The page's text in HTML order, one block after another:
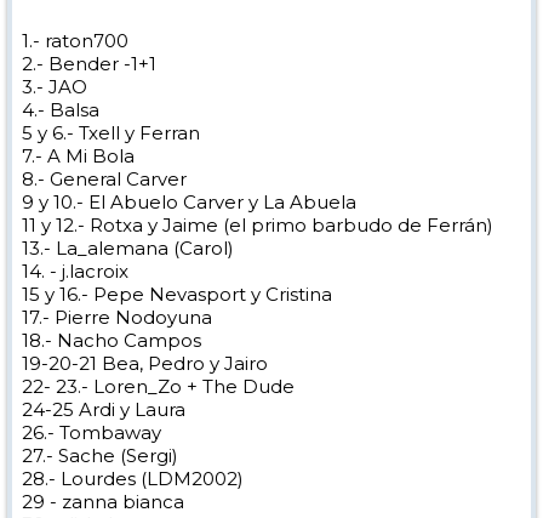
26.- Tombaway
27.- Sache (Sergi)
28.- Lourdes (LDM2002)
29 - zanna bianca
30 - diskal
31 - sanski
32 - gorosabel
33.- Helaito
34.- Pingüina
35- MSE (Mi Santa Esposa, osease, la del ratón)
36-37-38-39 - Dando + sister, padre y madre
40- Miko
41. Menxy
42, 43 - tekatez+mariu-k
44- Imanol
45. Vagor
46. Astiago
47. Lokka07
48. Marcrama
49, 50 Mircar (Mireia+Carlos)
51, tamy
52.- Miguel-vcl
53.- MariPaz —miguel-vcl
54.- Jesús-JRR
55.- Concha- JRR
56.- Sergio 007
1.- raton700
2.- Bender -1+1
3.- JAO
4.- Balsa
5 y 6.- Txell y Ferran
7.- A Mi Bola
8.- General Carver
9 y 10.- El Abuelo Carver y La Abuela
11 y 12.- Rotxa y Jaime (el primo barbudo de Ferrán)
13.- La_alemana (Carol)
14. - j.lacroix
15 y 16.- Pepe Nevasport y Cristina
17.- Pierre Nodoyuna
18.- Nacho Campos
19-20-21 Bea, Pedro y Jairo
22- 23.- Loren_Zo + The Dude
24-25 Ardi y Laura
26.- Tombaway
27.- Sache (Sergi)
28.- Lourdes (LDM2002)
29 - zanna bianca